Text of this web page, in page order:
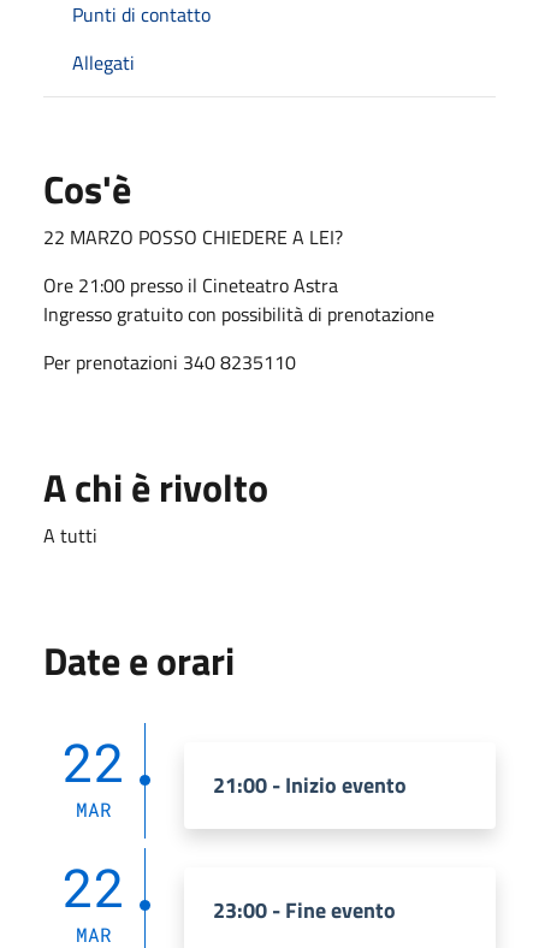
Punti di contatto
Allegati
Cos'è
22 MARZO POSSO CHIEDERE A LEI?
Ore 21:00 presso il Cineteatro Astra
Ingresso gratuito con possibilità di prenotazione
Per prenotazioni 340 8235110
A chi è rivolto
A tutti
Date e orari
22
MAR
21:00 - Inizio evento
22
MAR
23:00 - Fine evento